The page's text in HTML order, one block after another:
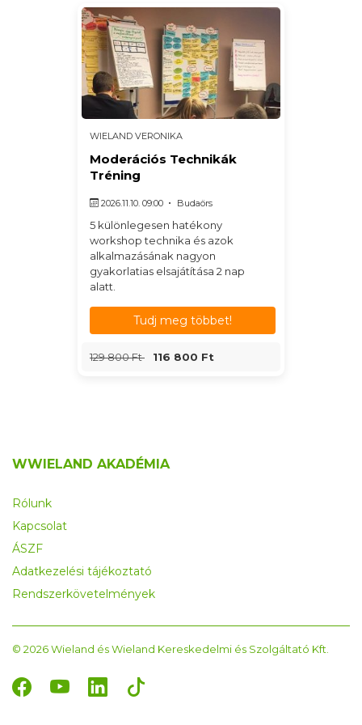
WIELAND VERONIKA
Moderációs Technikák
Tréning
2026.11.10. 09:00 Budaörs
5 különlegesen hatékony
workshop technika és azok
alkalmazásának nagyon
gyakorlatias elsajátítása 2 nap
alatt.
Tudj meg többet!
129 800 Ft 116 800 Ft
WWIELAND AKADÉMIA
Rólunk
Kapcsolat
ÁSZF
Adatkezelési tájékoztató
Rendszerkövetelmények
© 2026 Wieland és Wieland Kereskedelmi és Szolgáltató Kft.